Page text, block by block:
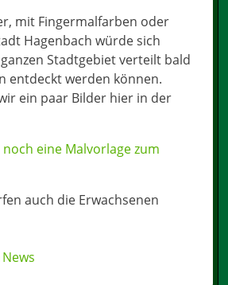
mit Fingermalfarben oder
Hagenbach würde sich
Stadtgebiet verteilt bald
entdeckt werden können.
ein paar Bilder hier in der
eine Malvorlage zum
auch die Erwachsenen